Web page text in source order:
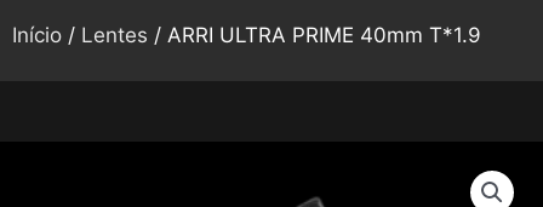
Início / Lentes / ARRI ULTRA PRIME 40mm T*1.9